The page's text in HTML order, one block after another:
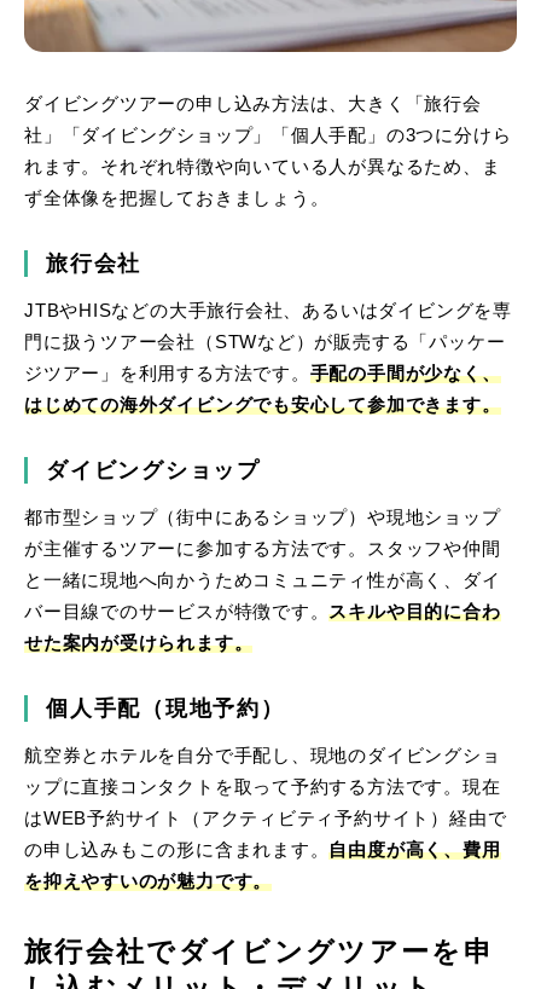
ダイビングツアーの申し込み方法は、大きく「旅行会
社」「ダイビングショップ」「個人手配」の3つに分けら
れます。それぞれ特徴や向いている人が異なるため、ま
ず全体像を把握しておきましょう。
旅行会社
JTBやHISなどの大手旅行会社、あるいはダイビングを専
門に扱うツアー会社（STWなど）が販売する「パッケー
ジツアー」を利用する方法です。 手配の手間が少なく、
はじめての海外ダイビングでも安心して参加できます。
ダイビングショップ
都市型ショップ（街中にあるショップ）や現地ショップ
が主催するツアーに参加する方法です。スタッフや仲間
と一緒に現地へ向かうためコミュニティ性が高く、ダイ
バー目線でのサービスが特徴です。スキルや目的に合わ
せた案内が受けられます。
個人手配（現地予約）
航空券とホテルを自分で手配し、現地のダイビングショ
ップに直接コンタクトを取って予約する方法です。現在
はWEB予約サイト（アクティビティ予約サイト）経由で
の申し込みもこの形に含まれます。自由度が高く、費用
を抑えやすいのが魅力です。
旅行会社でダイビングツアーを申